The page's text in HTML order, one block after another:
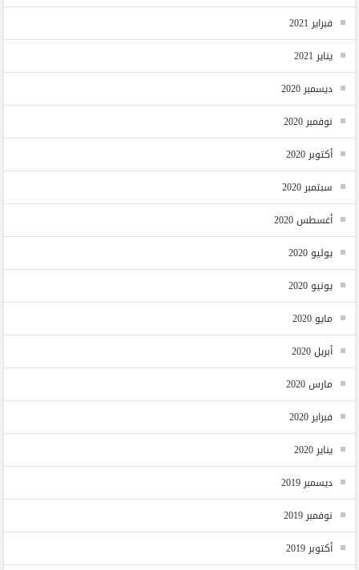
فبراير 2021
يناير 2021
ديسمبر 2020
نوفمبر 2020
أكتوبر 2020
سبتمبر 2020
أغسطس 2020
يوليو 2020
يونيو 2020
مايو 2020
أبريل 2020
مارس 2020
فبراير 2020
يناير 2020
ديسمبر 2019
نوفمبر 2019
أكتوبر 2019